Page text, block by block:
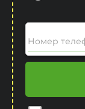
Номер